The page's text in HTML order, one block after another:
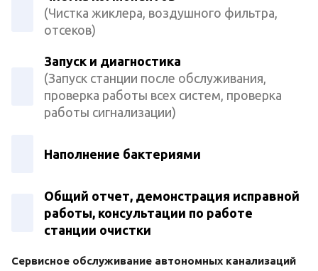
(Чистка жиклера, воздушного фильтра,
отсеков)
Запуск и диагностика
(Запуск станции после обслуживания,
проверка работы всех систем, проверка
работы сигнализации)
Наполнение бактериями
Общий отчет, демонстрация исправной
работы, консультации по работе
станции очистки
Сервисное обслуживание автономных канализаций